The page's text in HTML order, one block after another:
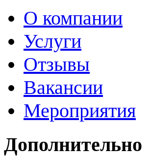
О компании
Услуги
Отзывы
Вакансии
Мероприятия
Дополнительно